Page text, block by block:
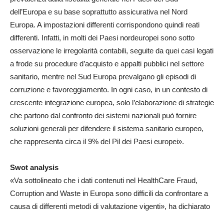
dell’Europa e su base soprattutto assicurativa nel Nord
Europa. A impostazioni differenti corrispondono quindi reati
differenti. Infatti, in molti dei Paesi nordeuropei sono sotto
osservazione le irregolarità contabili, seguite da quei casi legati
a frode su procedure d’acquisto e appalti pubblici nel settore
sanitario, mentre nel Sud Europa prevalgano gli episodi di
corruzione e favoreggiamento. In ogni caso, in un contesto di
crescente integrazione europea, solo l’elaborazione di strategie
che partono dal confronto dei sistemi nazionali può fornire
soluzioni generali per difendere il sistema sanitario europeo,
che rappresenta circa il 9% del Pil dei Paesi europei».
Swot analysis
«Va sottolineato che i dati contenuti nel HealthCare Fraud,
Corruption and Waste in Europa sono difficili da confrontare a
causa di differenti metodi di valutazione vigenti», ha dichiarato